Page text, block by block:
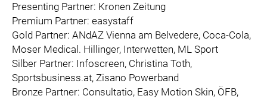
Presenting Partner: Kronen Zeitung
Premium Partner: easystaff
Gold Partner: ANdAZ Vienna am Belvedere, Coca-Cola,
Moser Medical. Hillinger, Interwetten, ML Sport
Silber Partner: Infoscreen, Christina Toth,
Sportsbusiness.at, Zisano Powerband
Bronze Partner: Consultatio, Easy Motion Skin, ÖFB,